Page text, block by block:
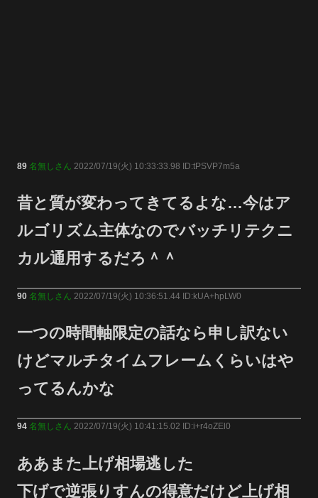
89 名無しさん 2022/07/19(火) 10:33:33.98 ID:tPSVP7m5a
昔と質が変わってきてるよな…今はア
ルゴリズム主体なのでバッチリテクニ
カル通用するだろ＾＾
90 名無しさん 2022/07/19(火) 10:36:51.44 ID:kUA+hpLW0
一つの時間軸限定の話なら申し訳ない
けどマルチタイムフレームくらいはや
ってるんかな
94 名無しさん 2022/07/19(火) 10:41:15.02 ID:i+r4oZEl0
ああまた上げ相場逃した
下げで逆張りすんの得意だけど上げ相